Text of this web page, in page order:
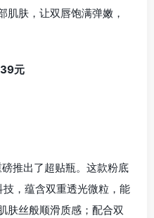
肌肤，让双唇饱满弹嫩，
元
推出了超贴瓶。这款粉底
，蕴含双重透光微粒，能
肤丝般顺滑质感；配合双